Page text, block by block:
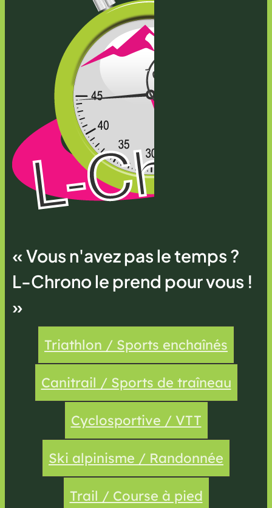
« Vous n'avez pas le temps ?
L-Chrono le prend pour vous !
»
Triathlon / Sports enchaînés
Canitrail / Sports de traîneau
Cyclosportive / VTT
Ski alpinisme / Randonnée
Trail / Course à pied